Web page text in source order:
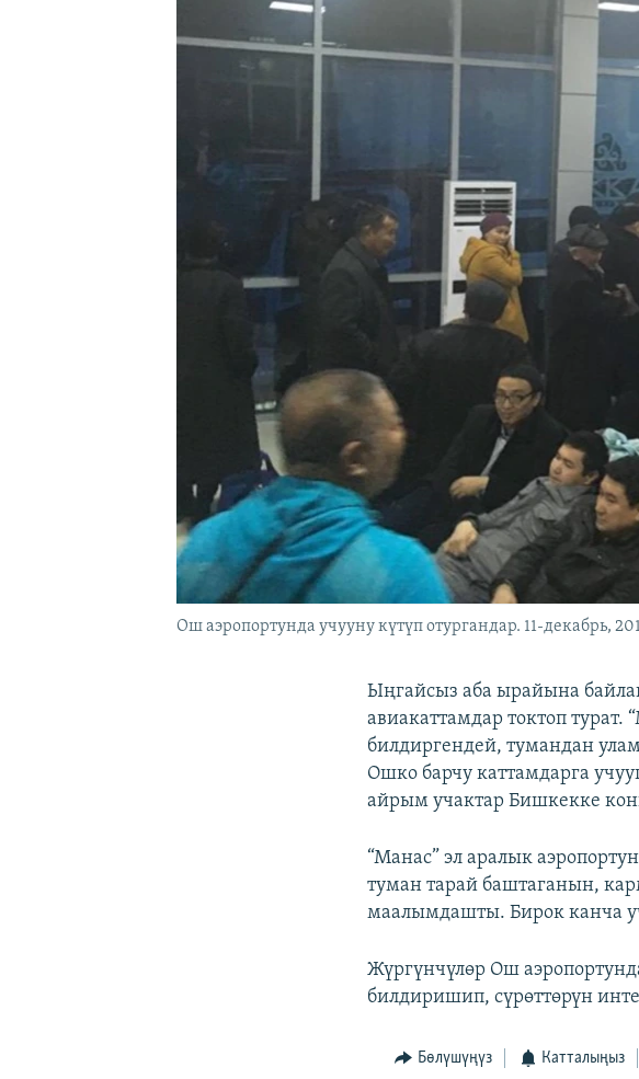
Ош аэропортунда учууну күтүп отургандар. 11-декабрь,
Ыңгайсыз аба ырайына
авиакаттамдар токтоп турат.
билдиргендей, тумандан
Ошко барчу каттамдарга
айрым учактар Бишкекке
“Манас” эл аралык
туман тарай баштаганын,
маалымдашты. Бирок канча
Жүргүнчүлөр Ош
билдиришип, сүрөттөрүн
Бөлүшүңүз Катталыңыз